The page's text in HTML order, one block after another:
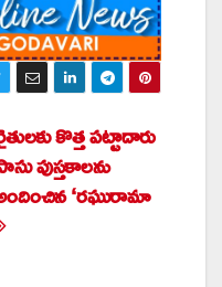
కొత్త పట్టాదారు
పుస్తకాలను
‘రఘురామా